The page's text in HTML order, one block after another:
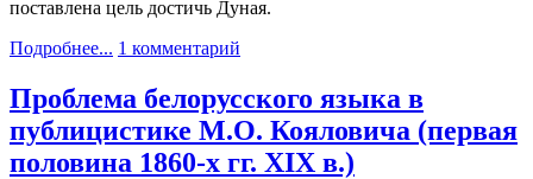
поставлена цель достичь Дуная.
Подробнее... 1 комментарий
Проблема белорусского языка в
публицистике М.О. Кояловича (первая
половина 1860-х гг. XIX в.)